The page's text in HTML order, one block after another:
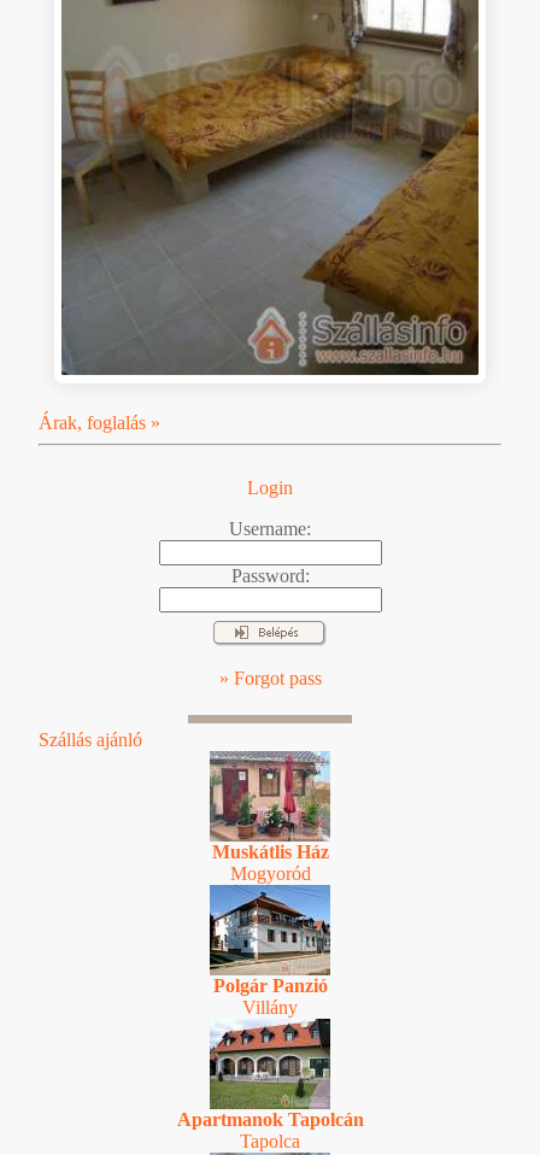
Árak, foglalás »
Login
Username:
Password:
» Forgot pass
Szállás ajánló
Muskátlis Ház
Mogyoród
Polgár Panzió
Villány
Apartmanok Tapolcán
Tapolca